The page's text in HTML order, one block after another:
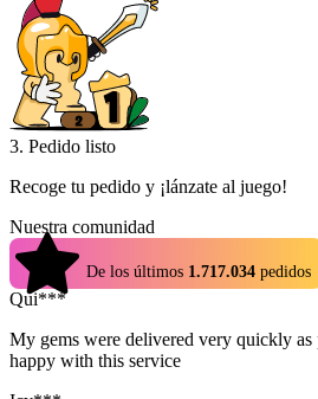
3. Pedido listo
Recoge tu pedido y ¡lánzate al juego!
Nuestra comunidad
De los últimos 1.717.034 pedidos
Qui***
My gems were delivered very quickly as
happy with this service